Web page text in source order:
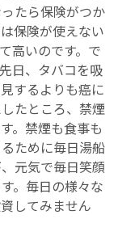
たら保険がつか
保険が使えない
高いのです。で
日、タバコを吸
するよりも癌に
たところ、禁煙
。禁煙も食事も
ために毎日湯船
元気で毎日笑顔
。毎日の様々な
してみません